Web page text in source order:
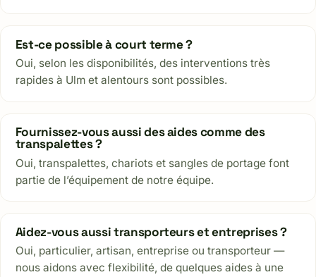
Est-ce possible à court terme ?
Oui, selon les disponibilités, des interventions très
rapides à Ulm et alentours sont possibles.
Fournissez-vous aussi des aides comme des
transpalettes ?
Oui, transpalettes, chariots et sangles de portage font
partie de l’équipement de notre équipe.
Aidez-vous aussi transporteurs et entreprises ?
Oui, particulier, artisan, entreprise ou transporteur —
nous aidons avec flexibilité, de quelques aides à une